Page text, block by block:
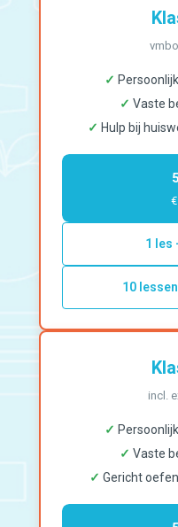
✓
✓ Vaste
✓ Hulp bij
1 les
10
incl.
✓
✓ Vaste
✓ Gericht